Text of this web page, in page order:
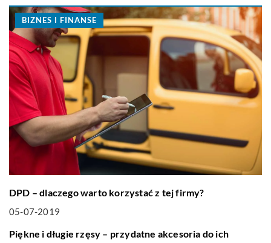
BIZNES I FINANSE
DPD – dlaczego warto korzystać z tej firmy?
05-07-2019
LIFE & STYLE
Piękne i długie rzęsy – przydatne akcesoria do ich